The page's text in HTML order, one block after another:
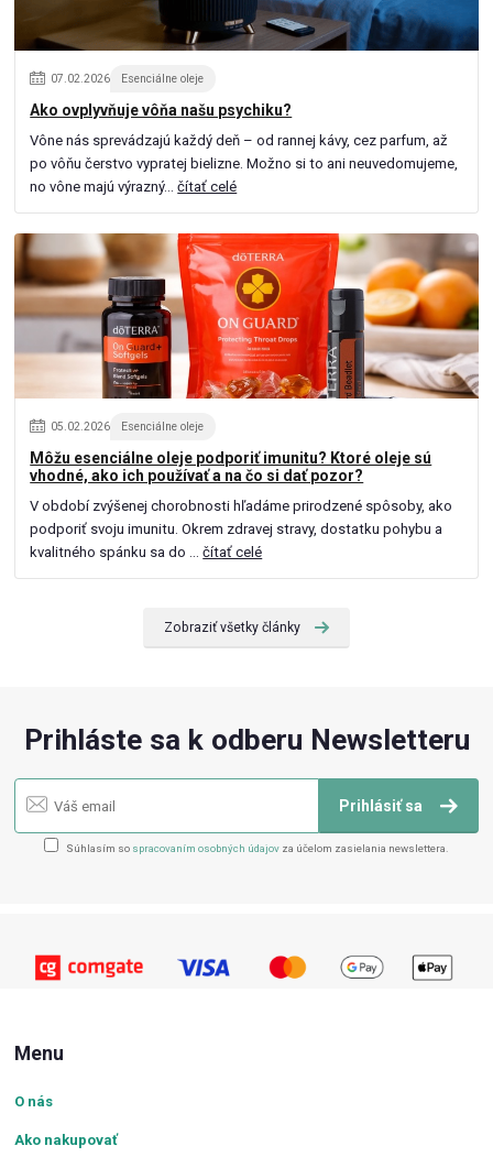
07.02.2026 Esenciálne oleje
Ako ovplyvňuje vôňa našu psychiku?
Vône nás sprevádzajú každý deň – od rannej kávy, cez parfum, až
po vôňu čerstvo vypratej bielizne. Možno si to ani neuvedomujeme,
no vône majú výrazný...čítať celé
05.02.2026 Esenciálne oleje
Môžu esenciálne oleje podporiť imunitu? Ktoré oleje sú
vhodné, ako ich používať a na čo si dať pozor?
V období zvýšenej chorobnosti hľadáme prirodzené spôsoby, ako
podporiť svoju imunitu. Okrem zdravej stravy, dostatku pohybu a
kvalitného spánku sa do ...čítať celé
Zobraziť všetky články
Prihláste sa k odberu Newsletteru
Prihlásiť sa
Súhlasím so spracovaním osobných údajov za účelom zasielania newslettera.
Menu
O nás
Ako nakupovať